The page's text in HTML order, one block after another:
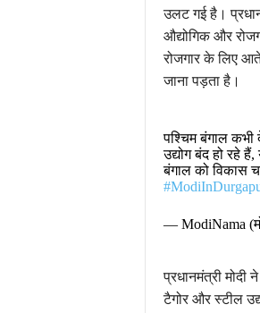
उलट गई है।
औद्योगिक और
रोजगार के लिए
जाना पड़ता है।
पश्चिम बंगाल
उद्योग बंद हो रहे
बंगाल को विकास
— ModiNama
प्रधानमंत्री मोदी
टैगोर और स्टील